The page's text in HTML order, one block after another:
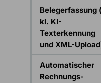
Belegerfassung
kl. KI-
Texterkennung
und XML-
Automatischer
Rechnungs­